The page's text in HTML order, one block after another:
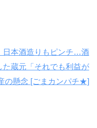
日本酒造りもピンチ…酒
蔵元「それでも利益が
懸念 [ごまカンパチ★]